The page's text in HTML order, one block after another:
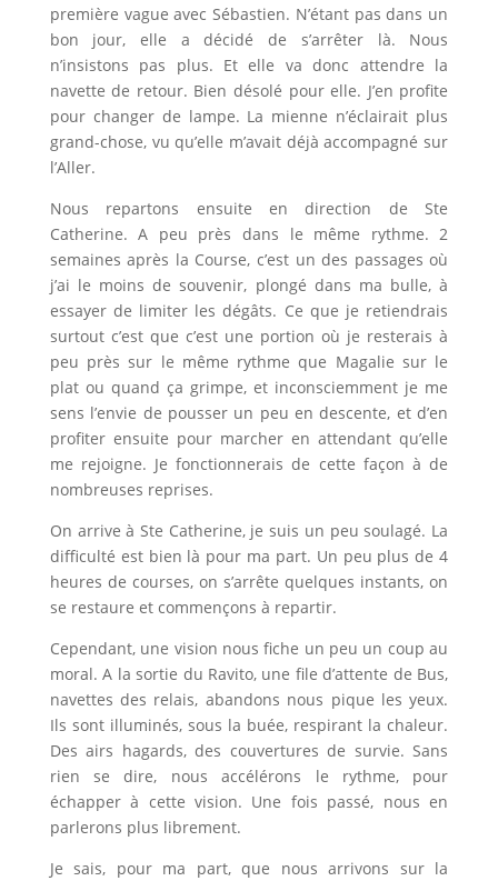
première vague avec Sébastien. N’étant pas dans un
bon jour, elle a décidé de s’arrêter là. Nous
n’insistons pas plus. Et elle va donc attendre la
navette de retour. Bien désolé pour elle. J’en profite
pour changer de lampe. La mienne n’éclairait plus
grand-chose, vu qu’elle m’avait déjà accompagné sur
l’Aller.
Nous repartons ensuite en direction de Ste
Catherine. A peu près dans le même rythme. 2
semaines après la Course, c’est un des passages où
j’ai le moins de souvenir, plongé dans ma bulle, à
essayer de limiter les dégâts. Ce que je retiendrais
surtout c’est que c’est une portion où je resterais à
peu près sur le même rythme que Magalie sur le
plat ou quand ça grimpe, et inconsciemment je me
sens l’envie de pousser un peu en descente, et d’en
profiter ensuite pour marcher en attendant qu’elle
me rejoigne. Je fonctionnerais de cette façon à de
nombreuses reprises.
On arrive à Ste Catherine, je suis un peu soulagé. La
difficulté est bien là pour ma part. Un peu plus de 4
heures de courses, on s’arrête quelques instants, on
se restaure et commençons à repartir.
Cependant, une vision nous fiche un peu un coup au
moral. A la sortie du Ravito, une file d’attente de Bus,
navettes des relais, abandons nous pique les yeux.
Ils sont illuminés, sous la buée, respirant la chaleur.
Des airs hagards, des couvertures de survie. Sans
rien se dire, nous accélérons le rythme, pour
échapper à cette vision. Une fois passé, nous en
parlerons plus librement.
Je sais, pour ma part, que nous arrivons sur la